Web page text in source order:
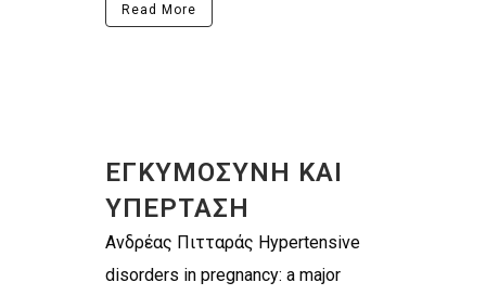
Read More
ΕΓΚΥΜΟΣΥΝΗ ΚΑΙ
ΥΠΕΡΤΑΣΗ
Ανδρέας Πιτταράς Hypertensive
disorders in pregnancy: a major